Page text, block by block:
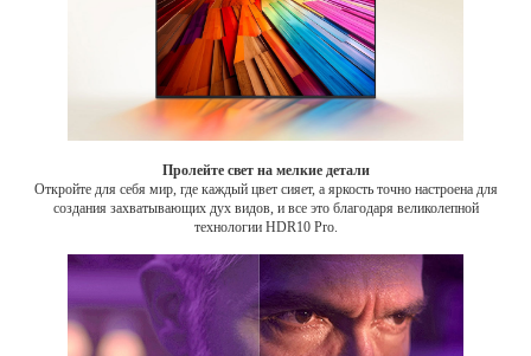
Пролейте свет на мелкие детали
Откройте для себя мир, где каждый цвет сияет, а яркость точно настроена для
создания захватывающих дух видов, и все это благодаря великолепной
технологии HDR10 Pro.